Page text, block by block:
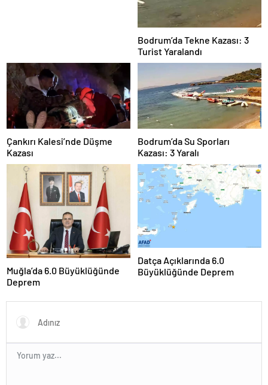
Bodrum’da Tekne Kazası: 3
Turist Yaralandı
Çankırı Kalesi’nde Düşme
Kazası
Bodrum’da Su Sporları
Kazası: 3 Yaralı
Muğla’da 6.0 Büyüklüğünde
Deprem
Datça Açıklarında 6.0
Büyüklüğünde Deprem